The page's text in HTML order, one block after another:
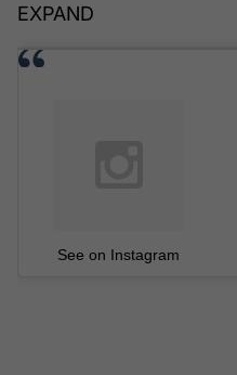
EXPAND
See on Instagram